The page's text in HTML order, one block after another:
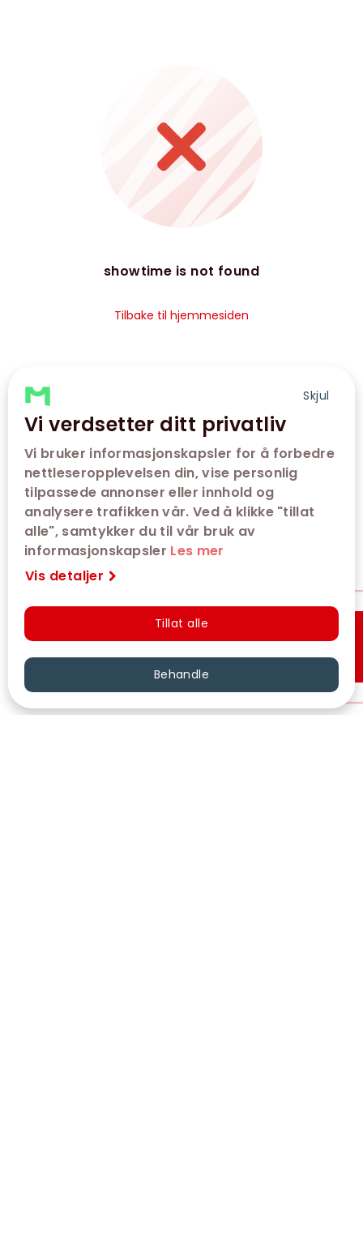
Skjul
Vi verdsetter ditt privatliv
Vi bruker informasjonskapsler for å forbedre
nettleseropplevelsen din, vise personlig
tilpassede annonser eller innhold og
analysere trafikken vår. Ved å klikke "tillat
alle", samtykker du til vår bruk av
informasjonskapsler Les mer
Vis detaljer
Tillat alle
Behandle
showtime is not found
Tilbake til hjemmesiden
Hurtigkjøp